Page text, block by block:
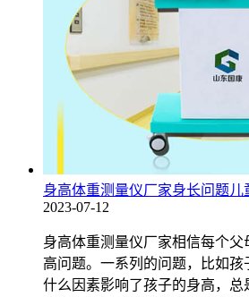
身高体重测量仪厂家身长问题
2023-07-12
身高体重测量仪厂家相信每个
高问题。一系列的问题，比如
什么因素影响了孩子的身高，总